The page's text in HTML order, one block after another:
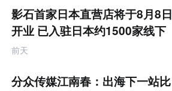
影石首家日本直营店将于8月8日
开业 已入驻日本约1500家线下
零售渠道
前天
分众传媒江南春：出海下一站比